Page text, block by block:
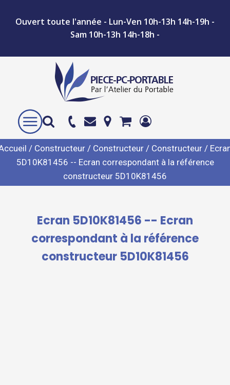
Ouvert toute l'année - Lun-Ven 10h-13h 14h-19h -
Sam 10h-13h 14h-18h -
/ Constructeur / Constructeur / Constructeur /
5D10K81456 -- Ecran correspondant à la référence
constructeur 5D10K81456
Ecran 5D10K81456 -- Ecran
correspondant à la référence
constructeur 5D10K81456